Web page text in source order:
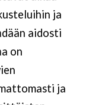
ja
aidosti
on
ja